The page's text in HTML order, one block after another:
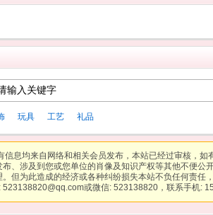
玩具 工艺 礼品
信息均来自网络和相关会员发布，本站已经过审核，如
布、涉及到您或您单位的肖像及知识产权等其他不便公
但为此造成的经济或各种纠纷损失本站不负任何责任
523138820@qq.com或微信: 523138820，联系手机: